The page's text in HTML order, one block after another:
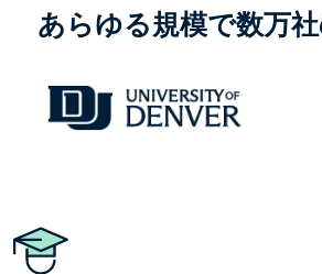
あらゆる規模で数万